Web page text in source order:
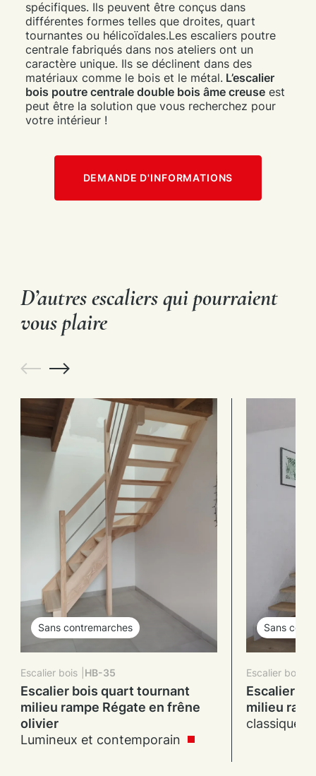
spécifiques. Ils peuvent être conçus dans
différentes formes telles que droites, quart
tournantes ou hélicoïdales.Les escaliers poutre
centrale fabriqués dans nos ateliers ont un
caractère unique. Ils se déclinent dans des
matériaux comme le bois et le métal. L’escalier
bois poutre centrale double bois âme creuseest
peut être la solution que vous recherchez pour
votre intérieur !
DEMANDE D'INFORMATIONS
D’autres escaliers qui pourraient
vous plaire
Sans contremarches
Escalier bois HB-35
Escalier bois quart tournant
milieu rampe Régate en frêne
olivier
Lumineux et contemporain
Sans
Escalier bois
Escalier
milieu
classique